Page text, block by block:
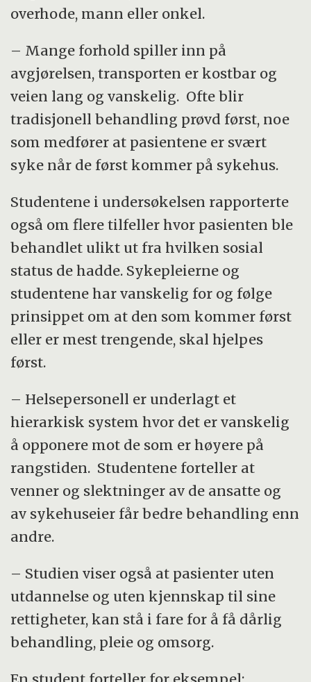
overhode, mann eller onkel.
– Mange forhold spiller inn på
avgjørelsen, transporten er kostbar og
veien lang og vanskelig. Ofte blir
tradisjonell behandling prøvd først, noe
som medfører at pasientene er svært
syke når de først kommer på sykehus.
Studentene i undersøkelsen rapporterte
også om flere tilfeller hvor pasienten ble
behandlet ulikt ut fra hvilken sosial
status de hadde. Sykepleierne og
studentene har vanskelig for og følge
prinsippet om at den som kommer først
eller er mest trengende, skal hjelpes
først.
– Helsepersonell er underlagt et
hierarkisk system hvor det er vanskelig
å opponere mot de som er høyere på
rangstiden. Studentene forteller at
venner og slektninger av de ansatte og
av sykehuseier får bedre behandling enn
andre.
– Studien viser også at pasienter uten
utdannelse og uten kjennskap til sine
rettigheter, kan stå i fare for å få dårlig
behandling, pleie og omsorg.